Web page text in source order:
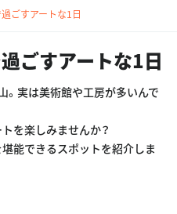
過ごすアートな1日
過ごすアートな1日
。実は美術館や工房が多いんで
を楽しみませんか？
能できるスポットを紹介しま